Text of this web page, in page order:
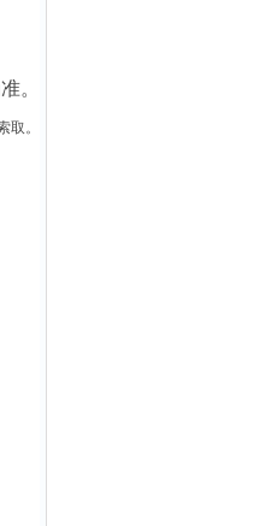
。
取。